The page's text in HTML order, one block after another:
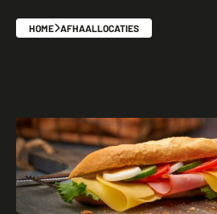
HOME AFHAALLOCATIES